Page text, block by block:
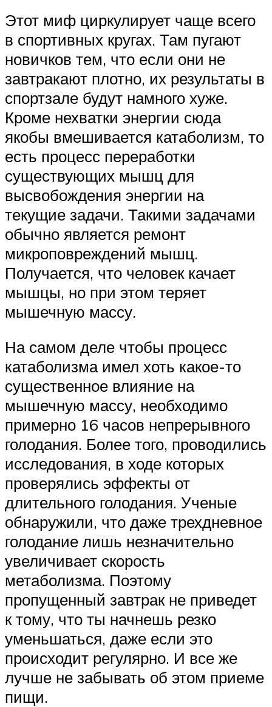
Этот миф циркулирует чаще всего
в спортивных кругах. Там пугают
новичков тем, что если они не
завтракают плотно, их результаты в
спортзале будут намного хуже.
Кроме нехватки энергии сюда
якобы вмешивается катаболизм, то
есть процесс переработки
существующих мышц для
высвобождения энергии на
текущие задачи. Такими задачами
обычно является ремонт
микроповреждений мышц.
Получается, что человек качает
мышцы, но при этом теряет
мышечную массу.
На самом деле чтобы процесс
катаболизма имел хоть какое-то
существенное влияние на
мышечную массу, необходимо
примерно 16 часов непрерывного
голодания. Более того, проводились
исследования, в ходе которых
проверялись эффекты от
длительного голодания. Ученые
обнаружили, что даже трехдневное
голодание лишь незначительно
увеличивает скорость
метаболизма. Поэтому
пропущенный завтрак не приведет
к тому, что ты начнешь резко
уменьшаться, даже если это
происходит регулярно. И все же
лучше не забывать об этом приеме
пищи.